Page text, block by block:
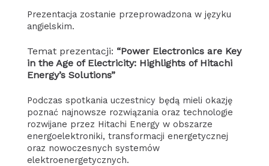
Prezentacja zostanie przeprowadzona w języku
angielskim.
Temat prezentacji: “Power Electronics are Key
in the Age of Electricity: Highlights of Hitachi
Energy’s Solutions”
Podczas spotkania uczestnicy będą mieli okazję
poznać najnowsze rozwiązania oraz technologie
rozwijane przez Hitachi Energy w obszarze
energoelektroniki, transformacji energetycznej
oraz nowoczesnych systemów
elektroenergetycznych.